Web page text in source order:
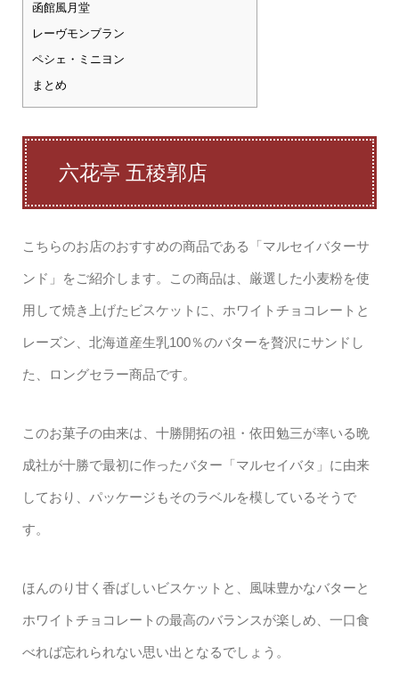
函館風月堂
レーヴモンブラン
ペシェ・ミニヨン
まとめ
六花亭 五稜郭店
こちらのお店のおすすめの商品である「マルセイバターサ
ンド」をご紹介します。この商品は、厳選した小麦粉を使
用して焼き上げたビスケットに、ホワイトチョコレートと
レーズン、北海道産生乳100％のバターを贅沢にサンドし
た、ロングセラー商品です。
このお菓子の由来は、十勝開拓の祖・依田勉三が率いる晩
成社が十勝で最初に作ったバター「マルセイバタ」に由来
しており、パッケージもそのラベルを模しているそうで
す。
ほんのり甘く香ばしいビスケットと、風味豊かなバターと
ホワイトチョコレートの最高のバランスが楽しめ、一口食
べれば忘れられない思い出となるでしょう。